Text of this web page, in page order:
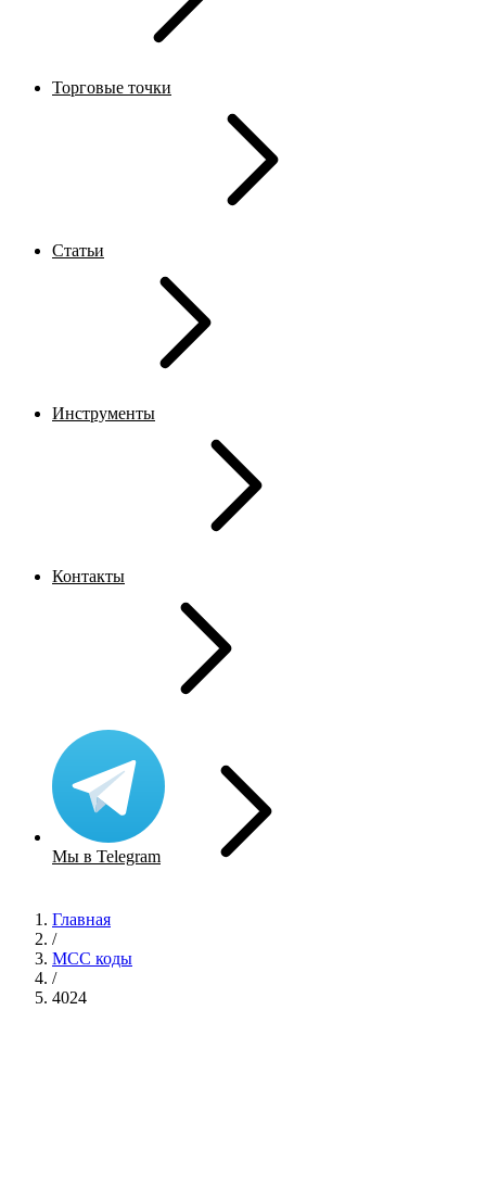
Торговые точки
Статьи
Инструменты
Контакты
Мы в Telegram
Главная
/
MCC коды
/
4024